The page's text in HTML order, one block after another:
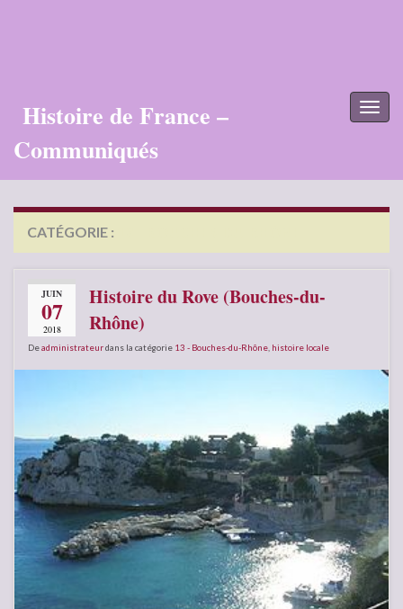
Histoire de France –
Communiqués
CATÉGORIE :
JUIN
07
2018
Histoire du Rove (Bouches-du-
Rhône)
Deadministrateurdans la catégorie 13 - Bouches-du-Rhône histoire locale